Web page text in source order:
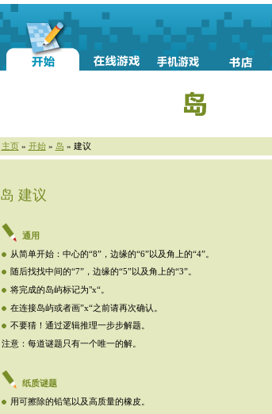
主页 » 开始 » 岛 » 建议
岛 建议
通用
从简单开始：中心的“8”，边缘的“6”以及角上的“4”。
随后找找中间的“7”，边缘的“5”以及角上的“3”。
将完成的岛屿标记为"x“。
在连接岛屿或者画”x“之前请再次确认。
不要猜！通过逻辑推理一步步解题。
注意：每道谜题只有一个唯一的解。
纸质谜题
用可擦除的铅笔以及高质量的橡皮。